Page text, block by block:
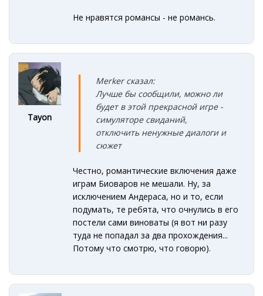
Не нравятся романсы - не романсь.
Tayon
Merker сказал:
Лучше бы сообщили, можно ли
будет в этой прекрасной игре -
симуляторе свиданий,
отключить ненужные диалоги и
сюжет
Честно, романтические включения даже
играм Биоваров не мешали. Ну, за
исключением Андераса, но и то, если
подумать, те ребята, что очнулись в его
постели сами виноваты (я вот ни разу
туда не попадал за два прохождения...
Потому что смотрю, что говорю).